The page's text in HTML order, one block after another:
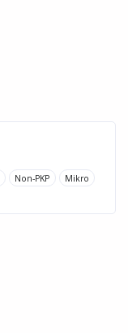
Non-PKP Mikro